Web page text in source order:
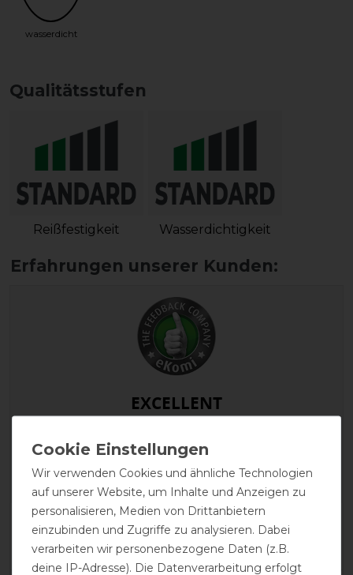
wasserdicht
Qualitätsstufen
Reißfestigkeit Wasserdichtigkeit
EXCELLENT
Luxus 0g - navy, 155
2
Wir verwenden Cookies und ähnliche Technologien
auf unserer Website, um Inhalte und Anzeigen zu
personalisieren, Medien von Drittanbietern
einzubinden und Zugriffe zu analysieren. Dabei
verarbeiten wir personenbezogene Daten (z.B.
deine IP-Adresse). Die Datenverarbeitung erfolgt